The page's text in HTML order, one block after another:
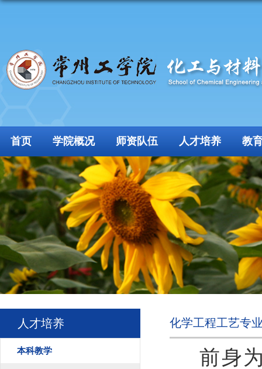
首页 学院概况 师资队伍 人才培养 教
人才培养
本科教学
化学工程工艺专
前身